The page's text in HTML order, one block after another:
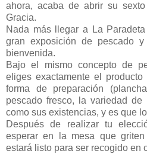
ahora, acaba de abrir su
Gracia.
Nada más llegar a La
gran exposición de pescado
bienvenida.
Bajo el mismo concepto de
eliges exactamente el
forma de preparación
pescado fresco, la variedad de
como sus existencias, y es que
Después de realizar tu
esperar en la mesa que
estará listo para ser recogido en